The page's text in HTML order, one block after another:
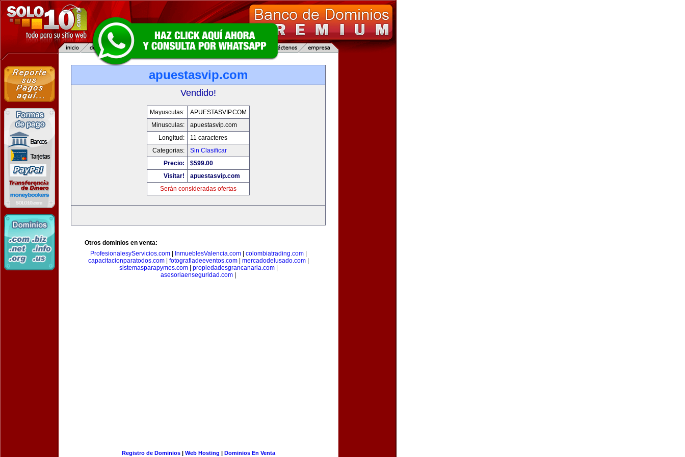
apuestasvip.com
Vendido!
Mayusculas:
APUESTASVIP.COM
Minusculas:
apuestasvip.com
Longitud:
11 caracteres
Categorias:
Sin Clasificar
Precio:
$599.00
Visitar!
apuestasvip.com
Serán consideradas ofertas
Otros dominios en venta:
ProfesionalesyServicios.com| InmueblesValencia.com| colombiatrading.com|
capacitacionparatodos.com| fotografiadeeventos.com| mercadodelusado.com|
sistemasparapymes.com| propiedadesgrancanaria.com|
asesoriaenseguridad.com
Registro de Dominios| Web Hosting | Dominios En Venta